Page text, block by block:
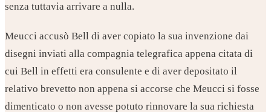
senza tuttavia arrivare a nulla.
Meucci accusò Bell di aver copiato la sua invenzione dai
disegni inviati alla compagnia telegrafica appena citata di
cui Bell in effetti era consulente e di aver depositato il
relativo brevetto non appena si accorse che Meucci si fosse
dimenticato o non avesse potuto rinnovare la sua richiesta